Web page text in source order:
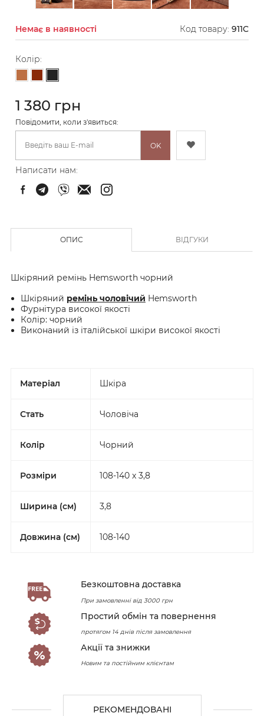
Немає в наявності Код товару: 911C
Колір:
1 380 грн
Повідомити, коли з'явиться:
OK
Написати нам:
ОПИС ВІДГУКИ
Шкіряний ремінь Hemsworth чорний
Шкіряний ремінь чоловічий Hemsworth
Фурнітура високої якості
Колір: чорний
Виконаний із італійської шкіри високої якості
Матеріал Шкіра
Стать Чоловіча
Колір Чорний
Розміри 108-140 x 3,8
Ширина (см) 3,8
Довжина (см) 108-140
Безкоштовна доставка
При замовленні від 3000 грн
Простий обмін та повернення
протягом 14 днів після замовлення
Акції та знижки
Новим та постійним клієнтам
РЕКОМЕНДОВАНІ